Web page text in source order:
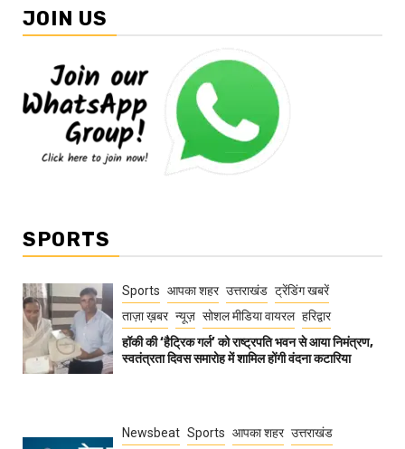
JOIN US
SPORTS
Sports आपका शहर उत्तराखंड ट्रेंडिंग खबरें
ताज़ा ख़बर न्यूज़ सोशल मीडिया वायरल हरिद्वार
हॉकी की ‘हैट्रिक गर्ल’ को राष्ट्रपति भवन से आया निमंत्रण,
स्वतंत्रता दिवस समारोह में शामिल होंगी वंदना कटारिया
Newsbeat Sports आपका शहर उत्तराखंड